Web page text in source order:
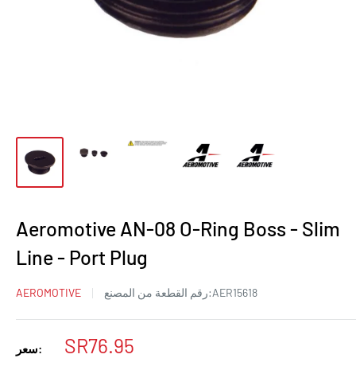
Aeromotive AN-08 O-Ring Boss - Slim
Line - Port Plug
AEROMOTIVE رقم القطعة من المصنع:AER15618
سعر:
سعر
SR76.95